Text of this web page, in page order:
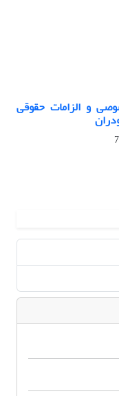
و الزامات ‏حقوقی